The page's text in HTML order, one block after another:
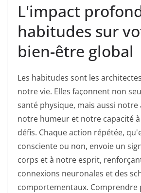
L'impact
habitudes sur
bien-être global
Les habitudes sont les
notre vie. Elles façonnent non
santé physique, mais aussi notre
notre humeur et notre capacité
défis. Chaque action répétée,
consciente ou non, envoie un
corps et à notre esprit,
connexions neuronales et des
comportementaux. Comprendre